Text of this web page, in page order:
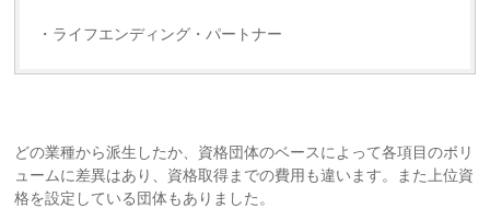
・ライフエンディング・パートナー
どの業種から派生したか、資格団体のベースによって各項目のボリ
ュームに差異はあり、資格取得までの費用も違います。また上位資
格を設定している団体もありました。